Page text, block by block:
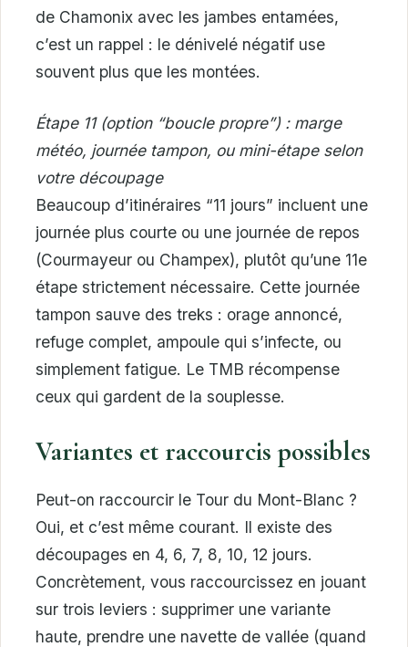
de Chamonix avec les jambes entamées,
c’est un rappel : le dénivelé négatif use
souvent plus que les montées.
Étape 11 (option “boucle propre”) : marge
météo, journée tampon, ou mini-étape selon
votre découpage
Beaucoup d’itinéraires “11 jours” incluent une
journée plus courte ou une journée de repos
(Courmayeur ou Champex), plutôt qu’une 11e
étape strictement nécessaire. Cette journée
tampon sauve des treks : orage annoncé,
refuge complet, ampoule qui s’infecte, ou
simplement fatigue. Le TMB récompense
ceux qui gardent de la souplesse.
Variantes et raccourcis possibles
Peut-on raccourcir le Tour du Mont-Blanc ?
Oui, et c’est même courant. Il existe des
découpages en 4, 6, 7, 8, 10, 12 jours.
Concrètement, vous raccourcissez en jouant
sur trois leviers : supprimer une variante
haute, prendre une navette de vallée (quand